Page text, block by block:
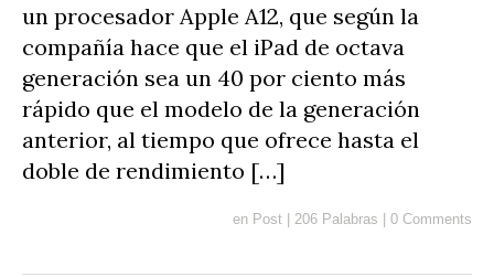
un procesador Apple A12, que según la
compañía hace que el iPad de octava
generación sea un 40 por ciento más
rápido que el modelo de la generación
anterior, al tiempo que ofrece hasta el
doble de rendimiento […]
en Post 206 Palabras 0 Comments